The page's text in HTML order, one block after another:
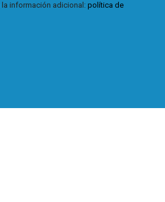
información adicional: política de